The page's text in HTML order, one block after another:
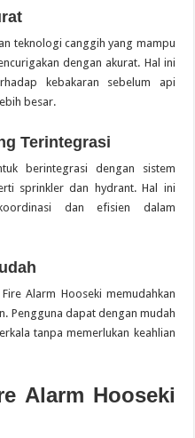
teknologi canggih yang mampu
dengan akurat. Hal ini
kebakaran sebelum api
besar.
Terintegrasi
berintegrasi dengan sistem
sprinkler dan hydrant. Hal ini
dan efisien dalam
Alarm Hooseki memudahkan
Pengguna dapat dengan mudah
tanpa memerlukan keahlian
Alarm Hooseki